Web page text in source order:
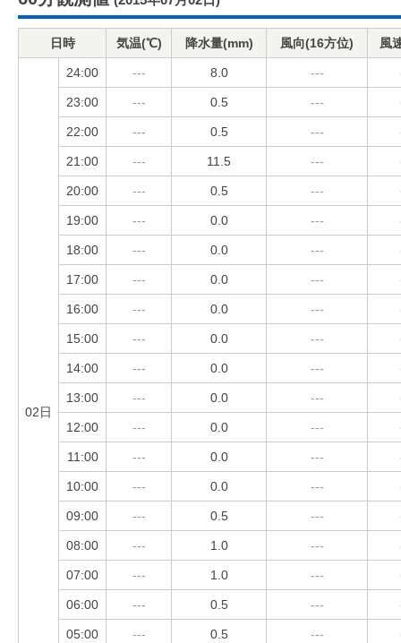
日時 気温(℃) 降水量(mm) 風向(16方位) 風
02日
24:00 --- 8.0 ---
23:00 --- 0.5 ---
22:00 --- 0.5 ---
21:00 --- 11.5 ---
20:00 --- 0.5 ---
19:00 --- 0.0 ---
18:00 --- 0.0 ---
17:00 --- 0.0 ---
16:00 --- 0.0 ---
15:00 --- 0.0 ---
14:00 --- 0.0 ---
13:00 --- 0.0 ---
12:00 --- 0.0 ---
11:00 --- 0.0 ---
10:00 --- 0.0 ---
09:00 --- 0.5 ---
08:00 --- 1.0 ---
07:00 --- 1.0 ---
06:00 --- 0.5 ---
05:00 --- 0.5 ---